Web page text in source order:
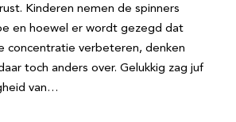
Kinderen nemen de spinners
en hoewel er wordt gezegd dat
concentratie verbeteren, denken
toch anders over. Gelukkig zag juf
van…